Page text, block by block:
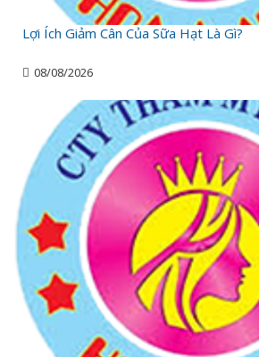
Lợi Ích Giảm Cân Của Sữa Hạt Là Gì?
08/08/2026